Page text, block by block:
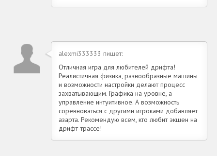
alexmi333333 пишет:
Отличная игра для любителей дрифта!
Реалистичная физика, разнообразные машины
и возможности настройки делают процесс
захватывающим. Графика на уровне, а
управление интуитивное. А возможность
соревноваться с другими игроками добавляет
азарта. Рекомендую всем, кто любит экшен на
дрифт-трассе!